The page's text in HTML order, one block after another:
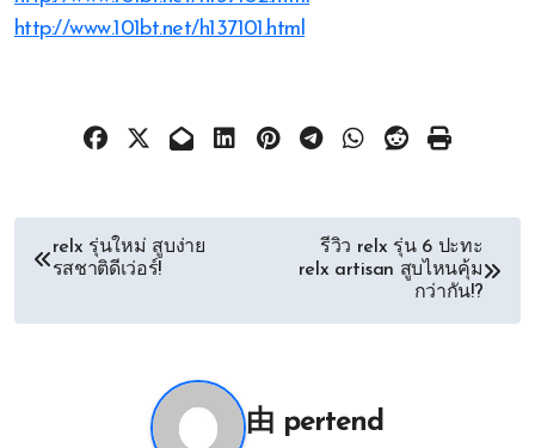
http://www.101bt.net/h137101.html
文relx รุ่นใหม่ สูบง่าย
รสชาติดีเว่อร์!
รีวิว relx รุ่น 6 ปะทะ
relx artisan สูบไหนคุ้ม
กว่ากัน!?
由 pertend